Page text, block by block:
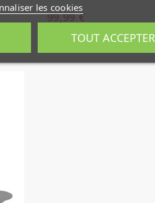
99,99 €
Rupture de stock
les cookies
TOUT ACCEPTER